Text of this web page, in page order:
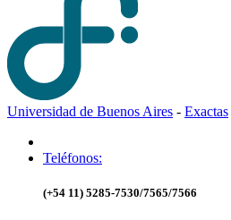
Universidad de Buenos Aires - Exactas
Teléfonos:
(+54 11) 5285-7530/7565/7566